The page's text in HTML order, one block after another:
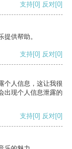
支持[0] 反对[0]
供帮助。
支持[0] 反对[0]
个人信息，这让我很
出现个人信息泄露的
支持[0] 反对[0]